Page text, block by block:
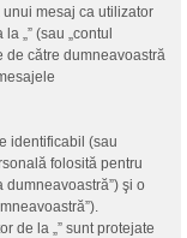
mesaj ca utilizator
„” (sau „contul
de către dumneavoastră
identificabil (sau
folosită pentru
şi o
de la „” sunt protejate